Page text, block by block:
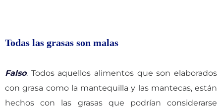
Todas las grasas son malas
Falso. Todos aquellos alimentos que son elaborados
con grasa como la mantequilla y las mantecas, están
hechos con las grasas que podrían considerarse